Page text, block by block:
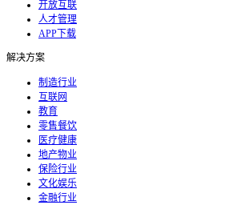
开放互联
人才管理
APP下载
解决方案
制造行业
互联网
教育
零售餐饮
医疗健康
地产物业
保险行业
文化娱乐
金融行业